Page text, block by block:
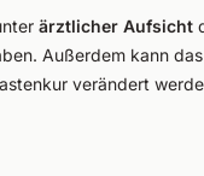
ärztlicher Aufsicht
Außerdem kann
verändert